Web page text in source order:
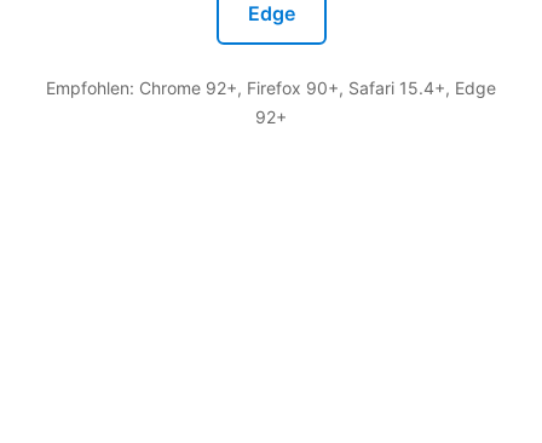
Edge
Empfohlen: Chrome 92+, Firefox 90+, Safari 15.4+, Edge
92+